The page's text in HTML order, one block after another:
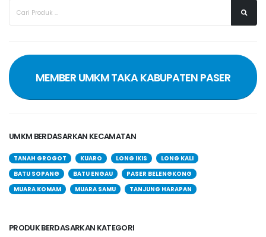
MEMBER UMKM TAKA KABUPATEN PASER
UMKM BERDASARKAN KECAMATAN
TANAH GROGOT KUARO LONG IKIS
LONG KALI
BATU SOPANG
BATU ENGAU
PASER BELENGKONG
MUARA KOMAM
MUARA SAMU TANJUNG HARAPAN
PRODUK BERDASARKAN KATEGORI